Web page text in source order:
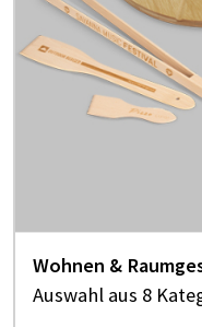
Wohnen &
Auswahl aus 8